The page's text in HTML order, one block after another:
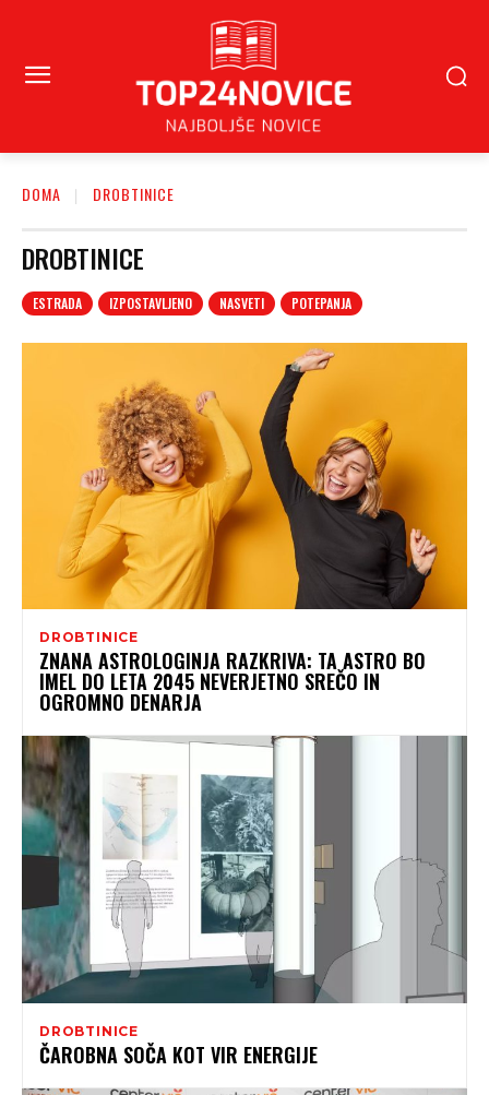
DOMA DROBTINICE
DROBTINICE
ESTRADA IZPOSTAVLJENO NASVETI POTEPANJA
DROBTINICE
ZNANA ASTROLOGINJA RAZKRIVA: TA ASTRO BO
IMEL DO LETA 2045 NEVERJETNO SREČO IN
OGROMNO DENARJA
DROBTINICE
ČAROBNA SOČA KOT VIR ENERGIJE